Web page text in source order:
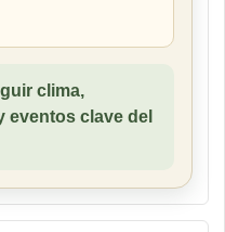
clima,
eventos clave del